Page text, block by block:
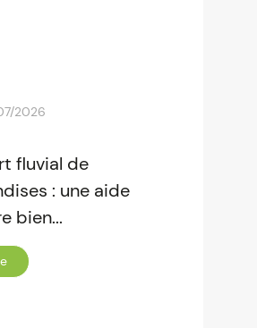
2026
fluvial de
: une aide
bien...